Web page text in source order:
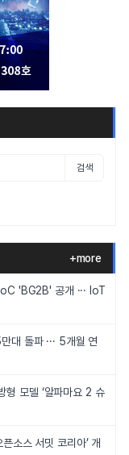
검색
+more
'BG2B' 공개 ··· IoT
대 돌파 ··· 5개월 연
형 모델 ‘알파마요 2 슈
소스 서밋 코리아’ 개